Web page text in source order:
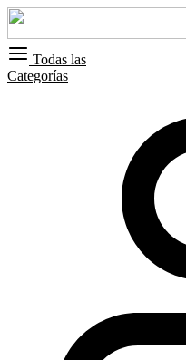
Todas las
Categorías